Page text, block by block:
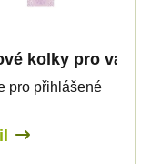
HHC-P -
kolky pro
pro přihlášené